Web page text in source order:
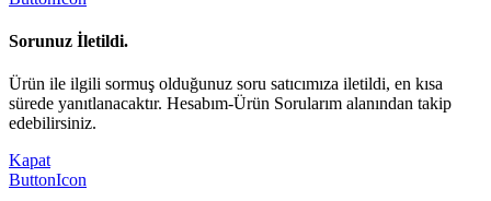
Sorunuz İletildi.
Ürün ile ilgili sormuş olduğunuz soru satıcımıza iletildi, en kısa
sürede yanıtlanacaktır. Hesabım-Ürün Sorularım alanından takip
edebilirsiniz.
Kapat
ButtonIcon